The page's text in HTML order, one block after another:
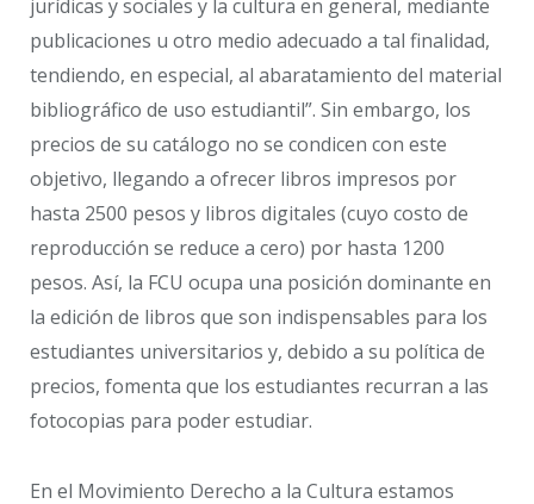
jurídicas y sociales y la cultura en general, mediante
publicaciones u otro medio adecuado a tal finalidad,
tendiendo, en especial, al abaratamiento del material
bibliográfico de uso estudiantil”. Sin embargo, los
precios de su catálogo no se condicen con este
objetivo, llegando a ofrecer libros impresos por
hasta 2500 pesos y libros digitales (cuyo costo de
reproducción se reduce a cero) por hasta 1200
pesos. Así, la FCU ocupa una posición dominante en
la edición de libros que son indispensables para los
estudiantes universitarios y, debido a su política de
precios, fomenta que los estudiantes recurran a las
fotocopias para poder estudiar.
En el Movimiento Derecho a la Cultura estamos